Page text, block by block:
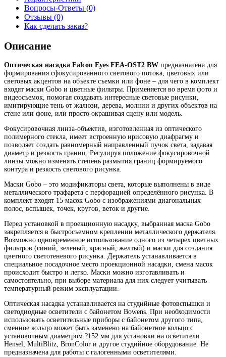
Вопросы-Ответы (0)
Отзывы (0)
Как сделать заказ?
Описание
Оптическая насадка Falcon Eyes FEA-OST2 BW предназначена для
формирования сфокусированного светового потока, цветовых или
световых акцентов на объекте съемки или фоне – для чего в комплект
входят маски Gobo и цветные фильтры. Применяется во время фото и
видеосъемок, помогая создавать интересные световые рисунки,
имитирующие тень от жалюзи, дерева, молнии и других объектов на
стене или фоне, или просто окрашивая сцену или модель.
Фокусировочная линза-объектив, изготовленная из оптического
полимерного стекла, имеет встроенную ирисовую диафрагму и
позволяет создать равномерный направленный пучок света, задавая
диаметр и резкость границ. Регулируя положение фокусировочной
линзы можно изменять степень размытия границ формируемого
контура и резкость светового рисунка.
Маски Gobo – это модификаторы света, которые выполнены в виде
металлического трафарета с перфорацией определённого рисунка. В
комплект входят 15 масок Gobo с изображениями диагональных
полос, вспышек, точек, кругов, веток и другие.
Перед установкой в проекционную насадку, выбранная маска Gobo
закрепляется в быстросъемном креплении металлического держателя.
Возможно одновременное использование одного из четырех цветных
фильтров (синий, зеленый, красный, желтый) и маски для создания
цветного светотеневого рисунка. Держатель устанавливается в
специальное посадочное место проекционной насадки, смена масок
происходит быстро и легко. Маски можно изготавливать и
самостоятельно, при выборе материала для них следует учитывать
температурный режим эксплуатации.
Оптическая насадка устанавливается на студийные фотовспышки и
светодиодные осветители с байонетом Bowens. При необходимости
использовать осветительные приборы с байонетом другого типа,
сменное кольцо может быть заменено на байонетное кольцо с
установочным диаметром ?152 мм для установки на осветители
Hensel, MultiBlitz, BronColor и другое студийное оборудование. Не
предназначена для работы с галогенными осветителями.